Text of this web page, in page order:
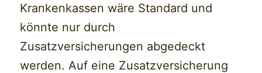
Krankenkassen wäre Standard und
könnte nur durch
Zusatzversicherungen abgedeckt
werden. Auf eine Zusatzversicherung